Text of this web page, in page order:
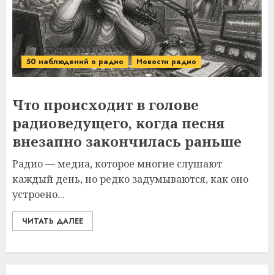
50 наблюдений о радио Новости радио
Что происходит в голове
радиоведущего, когда песня
внезапно закончилась раньше
Радио — медиа, которое многие слушают
каждый день, но редко задумываются, как оно
устроено...
ЧИТАТЬ ДАЛЕЕ